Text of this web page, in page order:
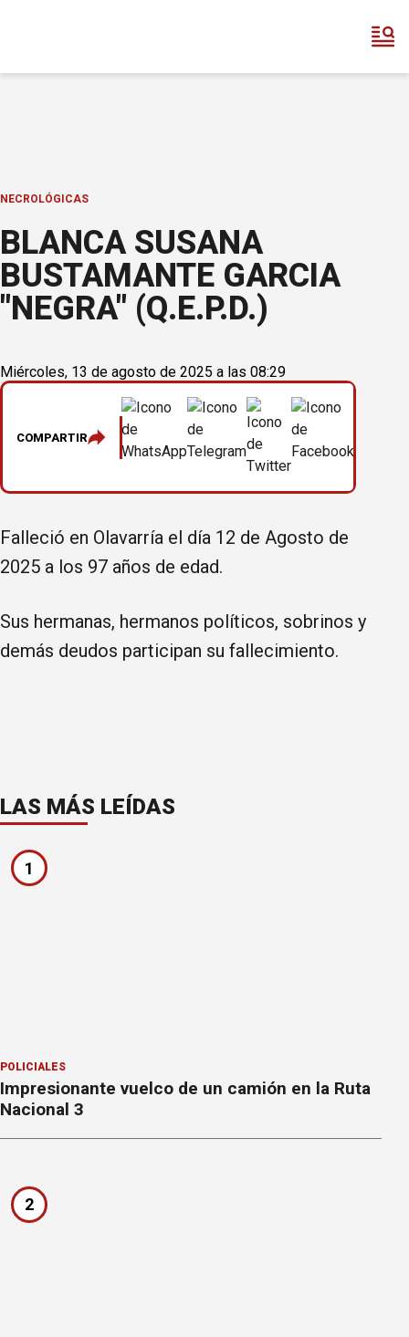
NECROLÓGICAS
BLANCA SUSANA
BUSTAMANTE GARCIA
"NEGRA" (Q.E.P.D.)
Miércoles, 13 de agosto de 2025 a las 08:29
COMPARTIR
Falleció en Olavarría el día 12 de Agosto de
2025 a los 97 años de edad.
Sus hermanas, hermanos políticos, sobrinos y
demás deudos participan su fallecimiento.
LAS MÁS LEÍDAS
1
POLICIALES
Impresionante vuelco de un camión en la Ruta
Nacional 3
2